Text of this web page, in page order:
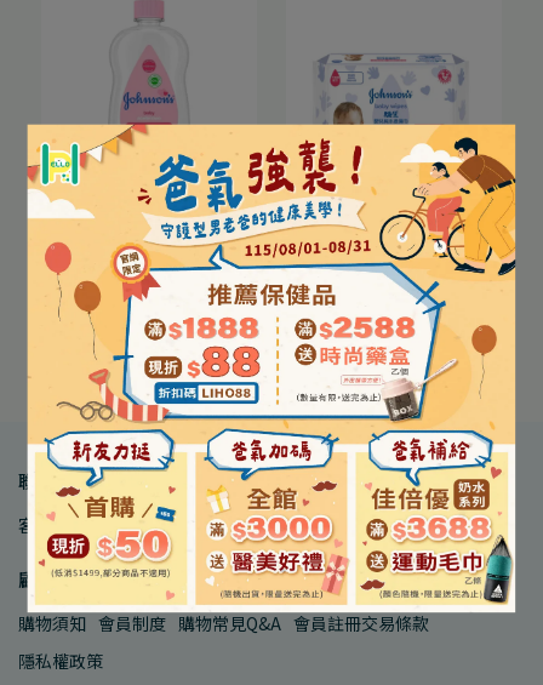
【嬌生】嬰兒油 125mL/瓶
300mL/瓶 500mL/瓶
NT$120
장바구니에 추가
【嬌生】嬰兒純水柔濕巾
加厚型 80抽/包
NT$55
장바구니에 추가
聯絡我們
客服中心 品牌合作 人才招募
顧客服務
購物須知 會員制度 購物常見Q&A 會員註冊交易條款
隱私權政策